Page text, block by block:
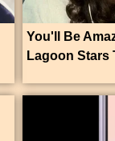
You'll Be
Lagoon Stars